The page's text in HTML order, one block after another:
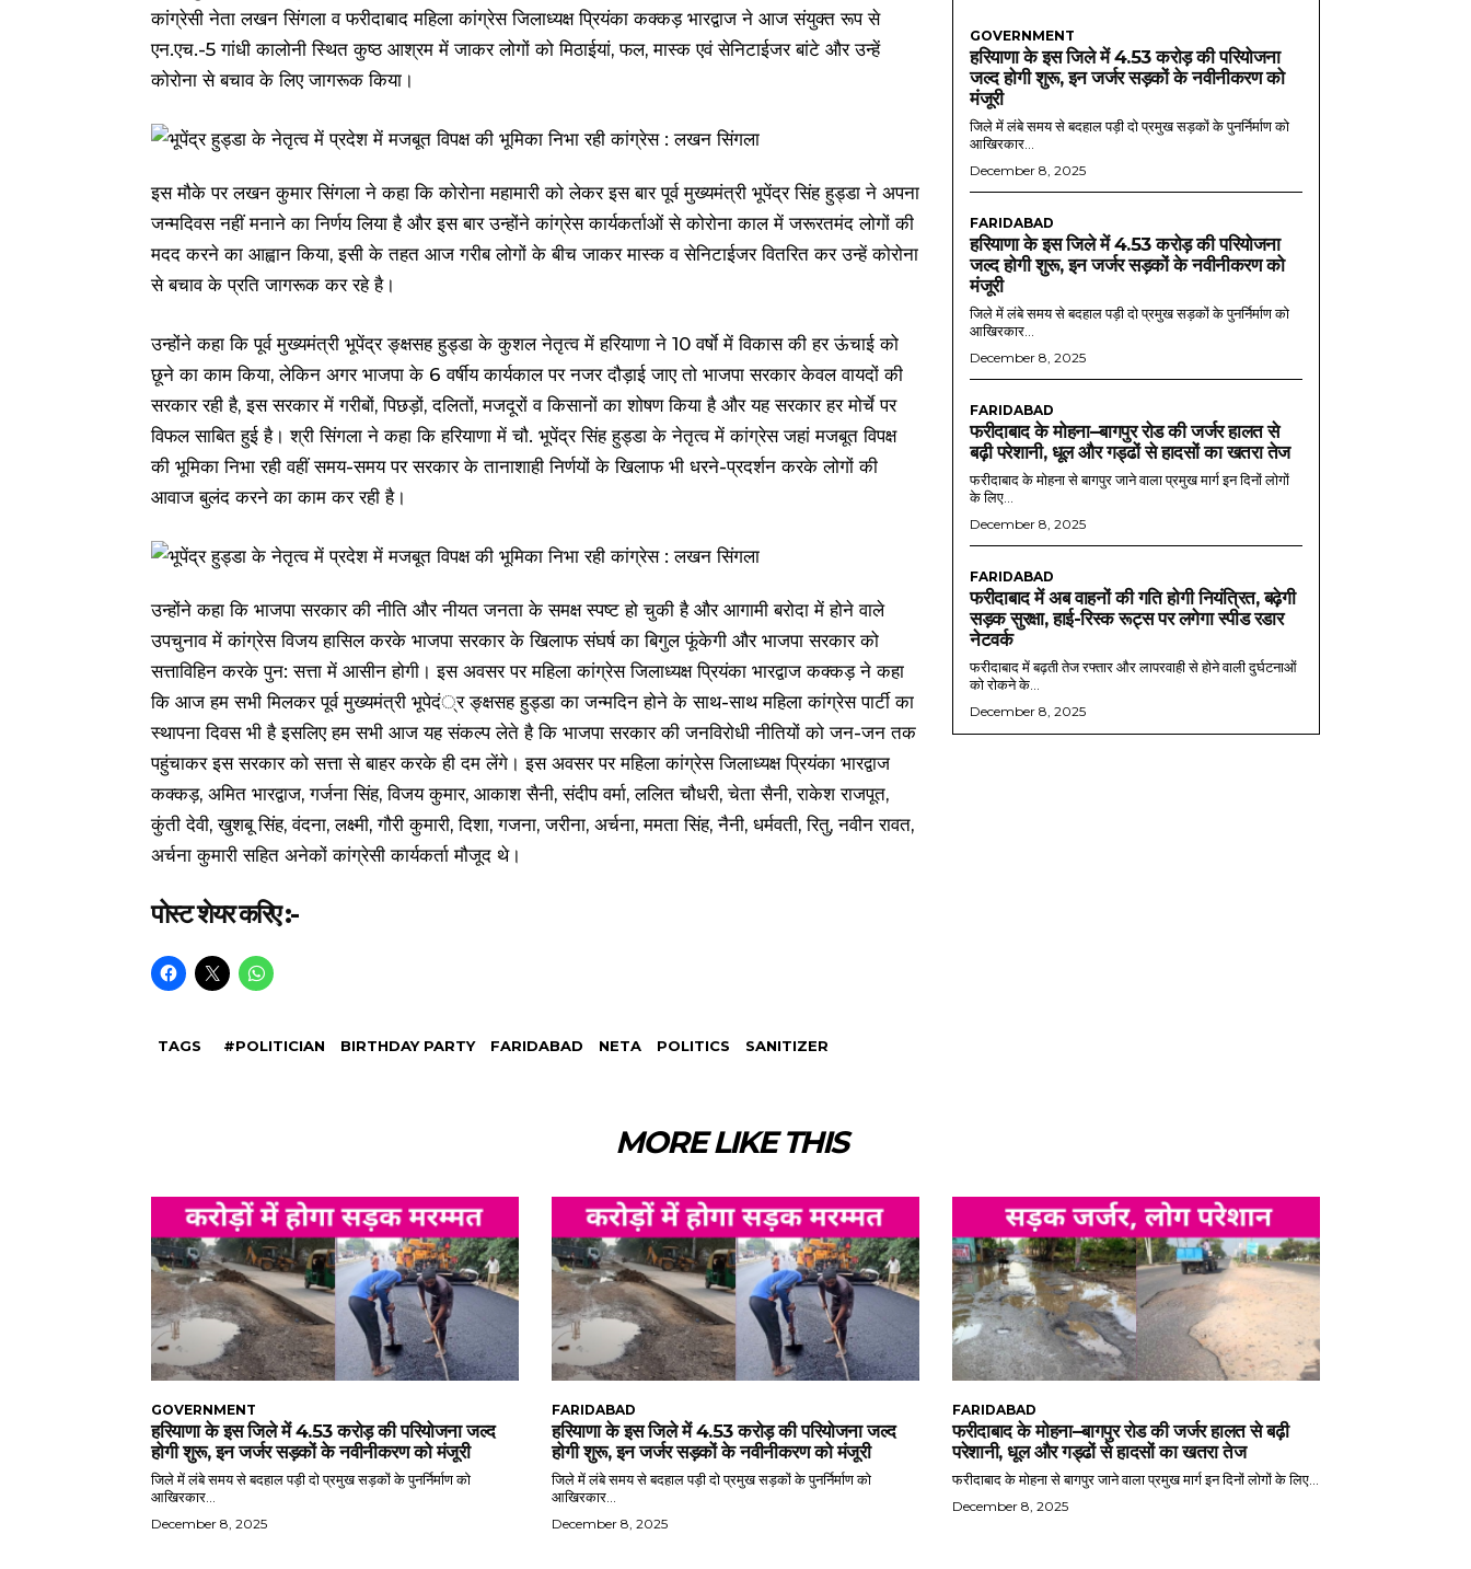
कांग्रेसी नेता लखन सिंगला व फरीदाबाद महिला कांग्रेस जिलाध्यक्ष प्रियंका कक्कड़ भारद्वाज ने आज संयुक्त रूप से
एन.एच.-5 गांधी कालोनी स्थित कुष्ठ आश्रम में जाकर लोगों को मिठाईयां, फल, मास्क एवं सेनिटाईजर बांटे और उन्हें
कोरोना से बचाव के लिए जागरूक किया।
इस मौके पर लखन कुमार सिंगला ने कहा कि कोरोना महामारी को लेकर इस बार पूर्व मुख्यमंत्री भूपेंद्र सिंह हुड्डा ने अपना
जन्मदिवस नहीं मनाने का निर्णय लिया है और इस बार उन्होंने कांग्रेस कार्यकर्ताओं से कोरोना काल में जरूरतमंद लोगों की
मदद करने का आह्वान किया, इसी के तहत आज गरीब लोगों के बीच जाकर मास्क व सेनिटाईजर वितरित कर उन्हें कोरोना
से बचाव के प्रति जागरूक कर रहे है।
उन्होंने कहा कि पूर्व मुख्यमंत्री भूपेंद्र ङ्क्षसह हुड्डा के कुशल नेतृत्व में हरियाणा ने 10 वर्षाे में विकास की हर ऊंचाई को
छूने का काम किया, लेकिन अगर भाजपा के 6 वर्षीय कार्यकाल पर नजर दौड़ाई जाए तो भाजपा सरकार केवल वायदों की
सरकार रही है, इस सरकार में गरीबों, पिछड़ों, दलितों, मजदूरों व किसानों का शोषण किया है और यह सरकार हर मोर्चे पर
विफल साबित हुई है। श्री सिंगला ने कहा कि हरियाणा में चौ. भूपेंद्र सिंह हुड्डा के नेतृत्व में कांग्रेस जहां मजबूत विपक्ष
की भूमिका निभा रही वहीं समय-समय पर सरकार के तानाशाही निर्णयों के खिलाफ भी धरने-प्रदर्शन करके लोगों की
आवाज बुलंद करने का काम कर रही है।
उन्होंने कहा कि भाजपा सरकार की नीति और नीयत जनता के समक्ष स्पष्ट हो चुकी है और आगामी बरोदा में होने वाले
उपचुनाव में कांग्रेस विजय हासिल करके भाजपा सरकार के खिलाफ संघर्ष का बिगुल फूंकेगी और भाजपा सरकार को
सत्ताविहिन करके पुन: सत्ता में आसीन होगी। इस अवसर पर महिला कांग्रेस जिलाध्यक्ष प्रियंका भारद्वाज कक्कड़ ने कहा
कि आज हम सभी मिलकर पूर्व मुख्यमंत्री भूपेदं्र ङ्क्षसह हुड्डा का जन्मदिन होने के साथ-साथ महिला कांग्रेस पार्टी का
स्थापना दिवस भी है इसलिए हम सभी आज यह संकल्प लेते है कि भाजपा सरकार की जनविरोधी नीतियों को जन-जन तक
पहुंचाकर इस सरकार को सत्ता से बाहर करके ही दम लेंगे। इस अवसर पर महिला कांग्रेस जिलाध्यक्ष प्रियंका भारद्वाज
कक्कड़, अमित भारद्वाज, गर्जना सिंह, विजय कुमार, आकाश सैनी, संदीप वर्मा, ललित चौधरी, चेता सैनी, राकेश राजपूत,
कुंती देवी, खुशबू सिंह, वंदना, लक्ष्मी, गौरी कुमारी, दिशा, गजना, जरीना, अर्चना, ममता सिंह, नैनी, धर्मवती, रितु, नवीन रावत,
अर्चना कुमारी सहित अनेकों कांग्रेसी कार्यकर्ता मौजूद थे।
पोस्ट शेयर करिए :-
TAGS #POLITICIAN BIRTHDAY PARTY FARIDABAD NETA POLITICS SANITIZER
GOVERNMENT
हरियाणा के इस जिले में 4.53 करोड़ की परियोजना
जल्द होगी शुरू, इन जर्जर सड़कों के नवीनीकरण को
मंजूरी
जिले में लंबे समय से बदहाल पड़ी दो प्रमुख सड़कों के पुनर्निर्माण को
आखिरकार...
December 8, 2025
FARIDABAD
हरियाणा के इस जिले में 4.53 करोड़ की परियोजना
जल्द होगी शुरू, इन जर्जर सड़कों के नवीनीकरण को
मंजूरी
जिले में लंबे समय से बदहाल पड़ी दो प्रमुख सड़कों के पुनर्निर्माण को
आखिरकार...
December 8, 2025
FARIDABAD
फरीदाबाद के मोहना–बागपुर रोड की जर्जर हालत से
बढ़ी परेशानी, धूल और गड्ढों से हादसों का खतरा तेज
फरीदाबाद के मोहना से बागपुर जाने वाला प्रमुख मार्ग इन दिनों लोगों
के लिए...
December 8, 2025
FARIDABAD
फरीदाबाद में अब वाहनों की गति होगी नियंत्रित, बढ़ेगी
सड़क सुरक्षा, हाई-रिस्क रूट्स पर लगेगा स्पीड रडार
नेटवर्क
फरीदाबाद में बढ़ती तेज रफ्तार और लापरवाही से होने वाली दुर्घटनाओं
को रोकने के...
December 8, 2025
MORE LIKE THIS
GOVERNMENT
हरियाणा के इस जिले में 4.53 करोड़ की परियोजना जल्द
होगी शुरू, इन जर्जर सड़कों के नवीनीकरण को मंजूरी
जिले में लंबे समय से बदहाल पड़ी दो प्रमुख सड़कों के पुनर्निर्माण को
आखिरकार...
December 8, 2025
FARIDABAD
हरियाणा के इस जिले में 4.53 करोड़ की परियोजना जल्द
होगी शुरू, इन जर्जर सड़कों के नवीनीकरण को मंजूरी
जिले में लंबे समय से बदहाल पड़ी दो प्रमुख सड़कों के पुनर्निर्माण को
आखिरकार...
December 8, 2025
FARIDABAD
फरीदाबाद के मोहना–बागपुर रोड की जर्जर हालत से बढ़ी
परेशानी, धूल और गड्ढों से हादसों का खतरा तेज
फरीदाबाद के मोहना से बागपुर जाने वाला प्रमुख मार्ग इन दिनों लोगों के लिए...
December 8, 2025